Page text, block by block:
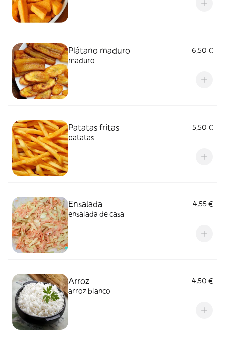
Plátano maduro
6,50 €
maduro
Patatas fritas
5,50 €
patatas
Ensalada
4,55 €
ensalada de casa
Arroz
4,50 €
arroz blanco